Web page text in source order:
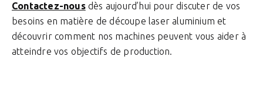
Contactez-nousdès aujourd’hui pour discuter de vos
besoins en matière de découpe laser aluminium et
découvrir comment nos machines peuvent vous aider à
atteindre vos objectifs de production.